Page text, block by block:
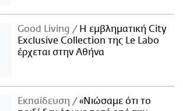
Good Living
Η εμβληματική City
Exclusive Collection της Le Labo
έρχεται στην Αθήνα
Εκπαίδευση
«Νιώσαμε ότι το